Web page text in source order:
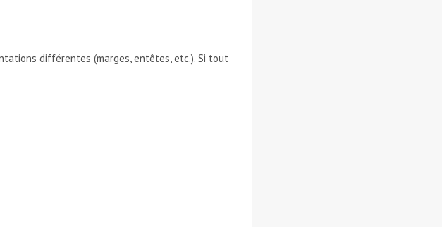
différentes (marges, entêtes, etc.). Si tout